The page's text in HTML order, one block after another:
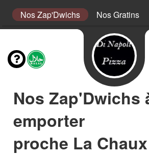
Nos Zap'Dwichs Nos Gratins
Nos Zap'Dwichs
emporter
proche La